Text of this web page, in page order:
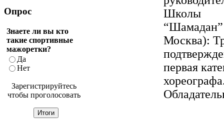
Школы
“Шамадан”
Москва):
первая
Опрос
Знаете ли вы кто
такие спортивные
мажоретки?
Да
Нет
Зарегистрируйтесь
чтобы проголосовать